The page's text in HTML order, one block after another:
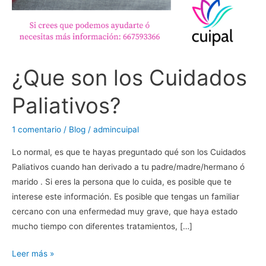
¿Que son los Cuidados
Paliativos?
1 comentario / Blog / admincuipal
Lo normal, es que te hayas preguntado qué son los Cuidados
Paliativos cuando han derivado a tu padre/madre/hermano ó
marido . Si eres la persona que lo cuida, es posible que te
interese este información. Es posible que tengas un familiar
cercano con una enfermedad muy grave, que haya estado
mucho tiempo con diferentes tratamientos, […]
Leer más »